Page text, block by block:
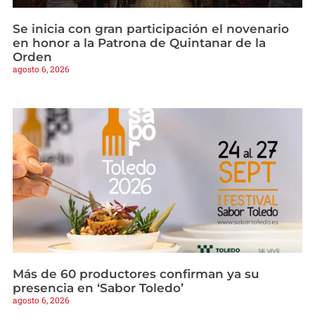
Se inicia con gran participación el novenario
en honor a la Patrona de Quintanar de la
Orden
agosto 6, 2026
Más de 60 productores confirman ya su
presencia en ‘Sabor Toledo’
agosto 6, 2026